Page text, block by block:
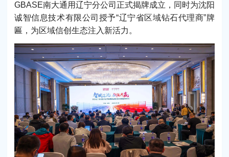
GBASE南大通用辽宁分公司正式揭牌成立，同时为沈阳
诚智信息技术有限公司授予“辽宁省区域钻石代理商”牌
匾，为区域信创生态注入新活力。